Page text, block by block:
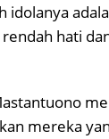
idolanya
rendah hati
mereka